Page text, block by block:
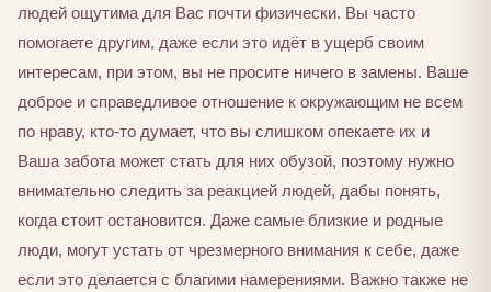
людей ощутима для Вас почти физически. Вы часто
помогаете другим, даже если это идёт в ущерб своим
интересам, при этом, вы не просите ничего в замены. Ваше
доброе и справедливое отношение к окружающим не всем
по нраву, кто-то думает, что вы слишком опекаете их и
Ваша забота может стать для них обузой, поэтому нужно
внимательно следить за реакцией людей, дабы понять,
когда стоит остановится. Даже самые близкие и родные
люди, могут устать от чрезмерного внимания к себе, даже
если это делается с благими намерениями. Важно также не